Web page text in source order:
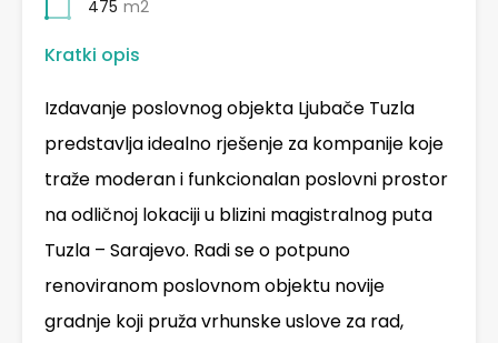
475 m2
Kratki opis
Izdavanje poslovnog objekta Ljubače Tuzla
predstavlja idealno rješenje za kompanije koje
traže moderan i funkcionalan poslovni prostor
na odličnoj lokaciji u blizini magistralnog puta
Tuzla – Sarajevo. Radi se o potpuno
renoviranom poslovnom objektu novije
gradnje koji pruža vrhunske uslove za rad,